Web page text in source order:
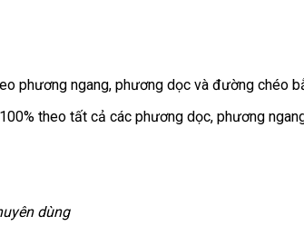
phương ngang, phương dọc và đường chéo
theo tất cả các phương dọc, phương
dùng